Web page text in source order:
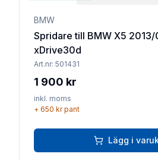
BMW
Spridare till BMW X5
xDrive30d
Art.nr: 501431
1 900 kr
inkl. moms
+ 650 krpant
Lägg i